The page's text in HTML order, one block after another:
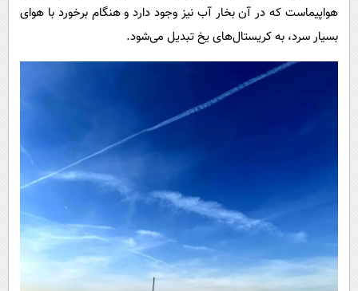
هواپیماست که در آن بخار آب نیز وجود دارد و هنگام برخورد با هوای
بسیار سرد، به کریستال‌های یخ تبدیل می‌شود.